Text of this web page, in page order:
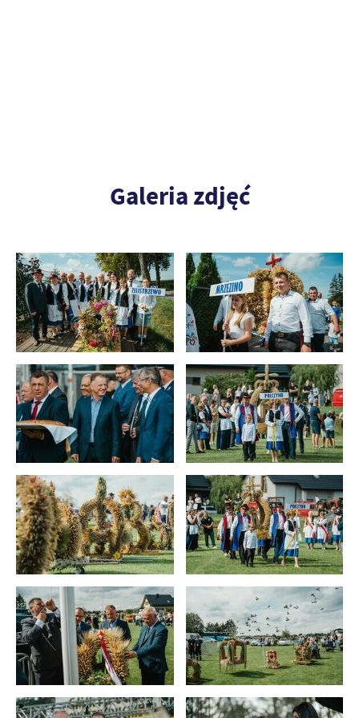
Galeria zdjęć